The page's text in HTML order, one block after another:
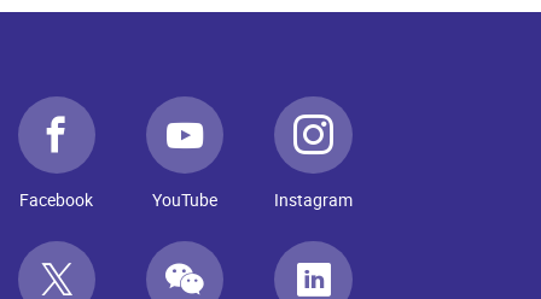
Facebook YouTube Instagram